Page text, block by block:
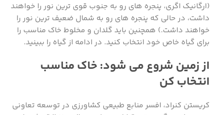
(ارگانیک اگری، پنجره های رو به جنوب قوی ترین نور را خواهند
داشت، در حالی که پنجره های رو به شمال ضعیف ترین نور را
خواهند داشت.) همچنین باید گلدان و مخلوط خاک مناسب را
برای گیاه خاص خود انتخاب کنید. در ادامه از گیاه را ببینید.
از زمین شروع می شود: خاک مناسب
انتخاب کن
کریستن کنراد، افسر منابع طبیعی کشاورزی در توسعه تعاونی